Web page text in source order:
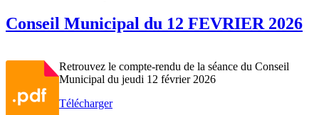
Conseil Municipal du 12 FEVRIER 2026
Retrouvez le compte-rendu de la séance du Conseil
Municipal du jeudi 12 février 2026
Télécharger